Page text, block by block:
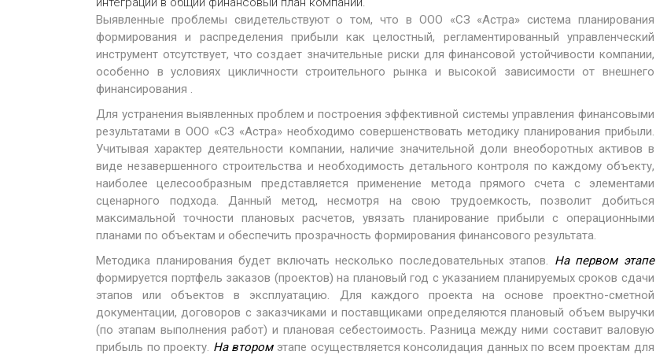
Выявленные проблемы свидетельствуют о том, что в ООО «СЗ «Астра» система планирования
формирования и распределения прибыли как целостный, регламентированный управленческий
инструмент отсутствует, что создает значительные риски для финансовой устойчивости компании,
особенно в условиях цикличности строительного рынка и высокой зависимости от внешнего
финансирования .
Для устранения выявленных проблем и построения эффективной системы управления финансовыми
результатами в ООО «СЗ «Астра» необходимо совершенствовать методику планирования прибыли.
Учитывая характер деятельности компании, наличие значительной доли внеоборотных активов в
виде незавершенного строительства и необходимость детального контроля по каждому объекту,
наиболее целесообразным представляется применение метода прямого счета с элементами
сценарного подхода. Данный метод, несмотря на свою трудоемкость, позволит добиться
максимальной точности плановых расчетов, увязать планирование прибыли с операционными
планами по объектам и обеспечить прозрачность формирования финансового результата.
Методика планирования будет включать несколько последовательных этапов. На первом этапе
формируется портфель заказов (проектов) на плановый год с указанием планируемых сроков сдачи
этапов или объектов в эксплуатацию. Для каждого проекта на основе проектно-сметной
документации, договоров с заказчиками и поставщиками определяются плановый объем выручки
(по этапам выполнения работ) и плановая себестоимость. Разница между ними составит валовую
прибыль по проекту. На второмэтапе осуществляется консолидация данных по всем проектам для